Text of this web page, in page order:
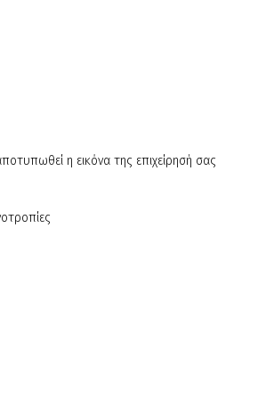
η εικόνα της επιχείρησή σας